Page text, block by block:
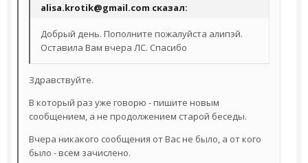
alisa.krotik@gmail.com сказал:
Добрый день. Пополните пожалуйста алипэй.
Оставила Вам вчера ЛС. Спасибо
Здравствуйте.
В который раз уже говорю - пишите новым
сообщением, а не продолжением старой беседы.
Вчера никакого сообщения от Вас не было, а от кого
было - всем зачислено.